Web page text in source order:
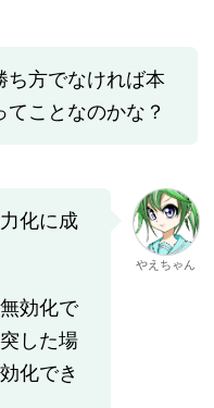
ち方でなければ本
ことなのかな？
化に成
効化で
した場
化でき
やえちゃん